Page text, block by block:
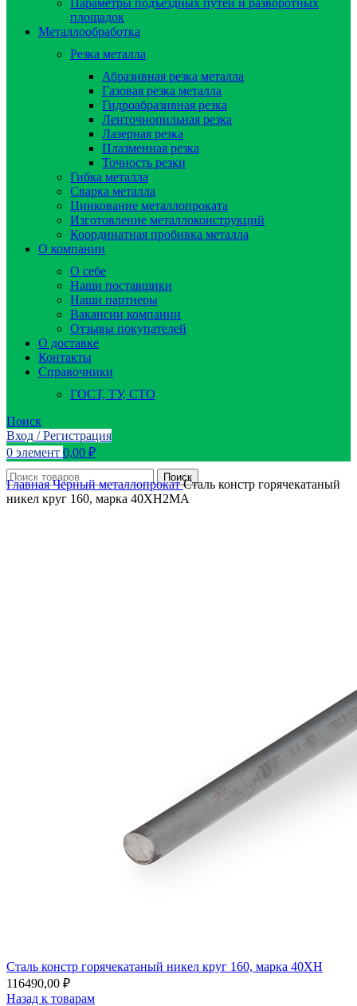
площадок
Металлообработка
Резка металла
Абразивная резка металла
Газовая резка металла
Гидроaбразивная резка
Ленточнопильная резка
Лазерная резка
Плазменная резка
Точность резки
Гибка металла
Сварка металла
Цинкование металлопроката
Изготовление металлоконструкций
Координатная пробивка металла
О компании
О себе
Наши поставщики
Наши партнеры
Вакансии компании
Отзывы покупателей
О доставке
Контакты
Справочники
ГОСТ, ТУ, СТО
Поиск
Вход / Регистрация
0 элемент 0,00 ₽
Поиск
ГлавнаяЧерный металлопрокатСталь констр горячекатаный
никел круг 160, марка 40ХН2МА
Сталь констр горячекатаный никел круг 160, марка 40ХН
116490,00 ₽
Назад к товарам